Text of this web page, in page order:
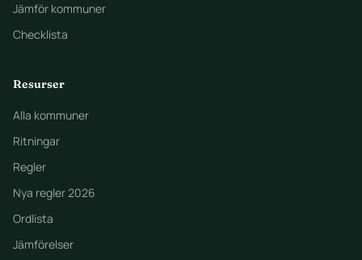
Jämför kommuner
Checklista
Resurser
Alla kommuner
Ritningar
Regler
Nya regler 2026
Ordlista
Jämförelser